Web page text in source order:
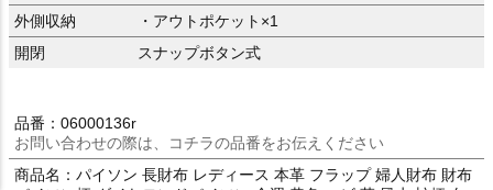
外側収納
・アウトポケット×1
開閉
スナップボタン式
品番：06000136r
お問い合わせの際は、コチラの品番をお伝えください
商品名：パイソン 長財布 レディース 本革 フラップ 婦人財布 財布